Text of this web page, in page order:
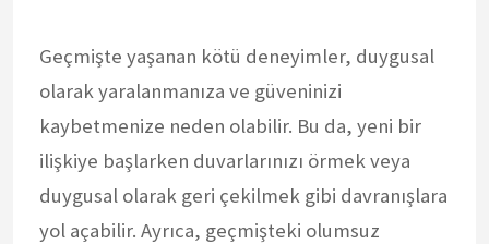
Geçmişte yaşanan kötü deneyimler, duygusal
olarak yaralanmanıza ve güveninizi
kaybetmenize neden olabilir. Bu da, yeni bir
ilişkiye başlarken duvarlarınızı örmek veya
duygusal olarak geri çekilmek gibi davranışlara
yol açabilir. Ayrıca, geçmişteki olumsuz